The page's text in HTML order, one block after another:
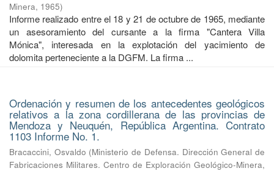
Minera, 1965)
Informe realizado entre el 18 y 21 de octubre de 1965, mediante
un asesoramiento del cursante a la firma "Cantera Villa
Mónica", interesada en la explotación del yacimiento de
dolomita perteneciente a la DGFM. La firma ...
Ordenación y resumen de los antecedentes geológicos
relativos a la zona cordillerana de las provincias de
Mendoza y Neuquén, República Argentina. Contrato
1103 Informe No. 1.
Bracaccini, Osvaldo (Ministerio de Defensa. Dirección General de
Fabricaciones Militares. Centro de Exploración Geológico-Minera,